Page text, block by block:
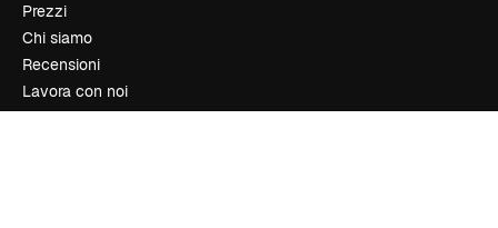
Prezzi
Chi siamo
Recensioni
Lavora con noi
Cerca tendenze